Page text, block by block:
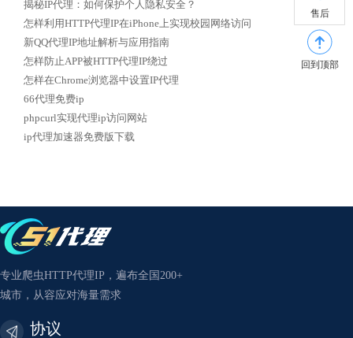
揭秘IP代理：如何保护个人隐私安全？
怎样利用HTTP代理IP在iPhone上实现校园网络访问
新QQ代理IP地址解析与应用指南
怎样防止APP被HTTP代理IP绕过
怎样在Chrome浏览器中设置IP代理
66代理免费ip
phpcurl实现代理ip访问网站
ip代理加速器免费版下载
售后
回到顶部
专业爬虫HTTP代理IP，遍布全国200+
城市，从容应对海量需求
协议